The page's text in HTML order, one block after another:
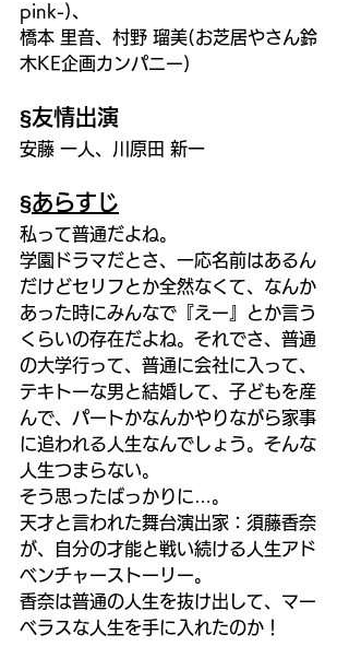
pink-)、
橋本 里音、村野 瑠美(お芝居やさん鈴
木KE企画カンパニー)
§友情出演
安藤 一人、川原田 新一
§あらすじ
私って普通だよね。
学園ドラマだとさ、一応名前はあるん
だけどセリフとか全然なくて、なんか
あった時にみんなで『えー』とか言う
くらいの存在だよね。それでさ、普通
の大学行って、普通に会社に入って、
テキトーな男と結婚して、子どもを産
んで、パートかなんかやりながら家事
に追われる人生なんでしょう。そんな
人生つまらない。
そう思ったばっかりに…。
天才と言われた舞台演出家：須藤香奈
が、自分の才能と戦い続ける人生アド
ベンチャーストーリー。
香奈は普通の人生を抜け出して、マー
ベラスな人生を手に入れたのか！